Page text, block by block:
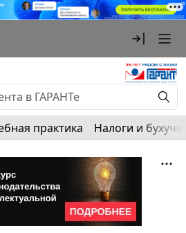
практика Налоги и